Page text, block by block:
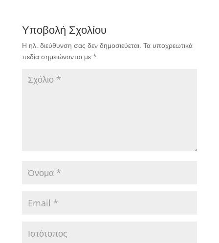
Υποβολή Σχολίου
Η ηλ. διεύθυνση σας δεν δημοσιεύεται. Τα υποχρεωτικά
πεδία σημειώνονται με *